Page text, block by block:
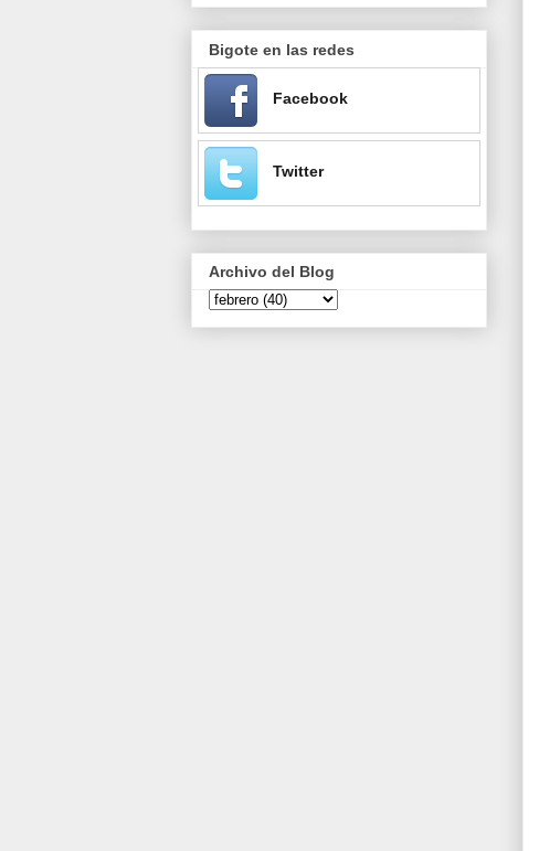
Bigote en las redes
Facebook
Twitter
Archivo del Blog